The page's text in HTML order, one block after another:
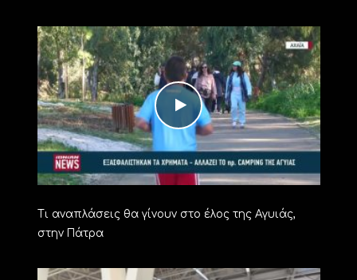
Τι αναπλάσεις θα γίνουν στο έλος της Αγυιάς,
στην Πάτρα